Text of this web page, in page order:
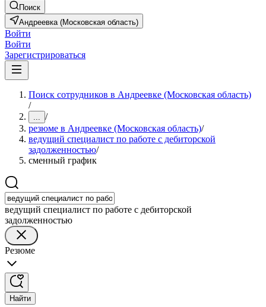
Поиск
Андреевка (Московская область)
Войти
Войти
Зарегистрироваться
Поиск сотрудников в Андреевке (Московская область)
/
... /
резюме в Андреевке (Московская область)/
ведущий специалист по работе с дебиторской
задолженностью/
сменный график
ведущий специалист по работе с дебиторской
задолженностью
Резюме
Найти